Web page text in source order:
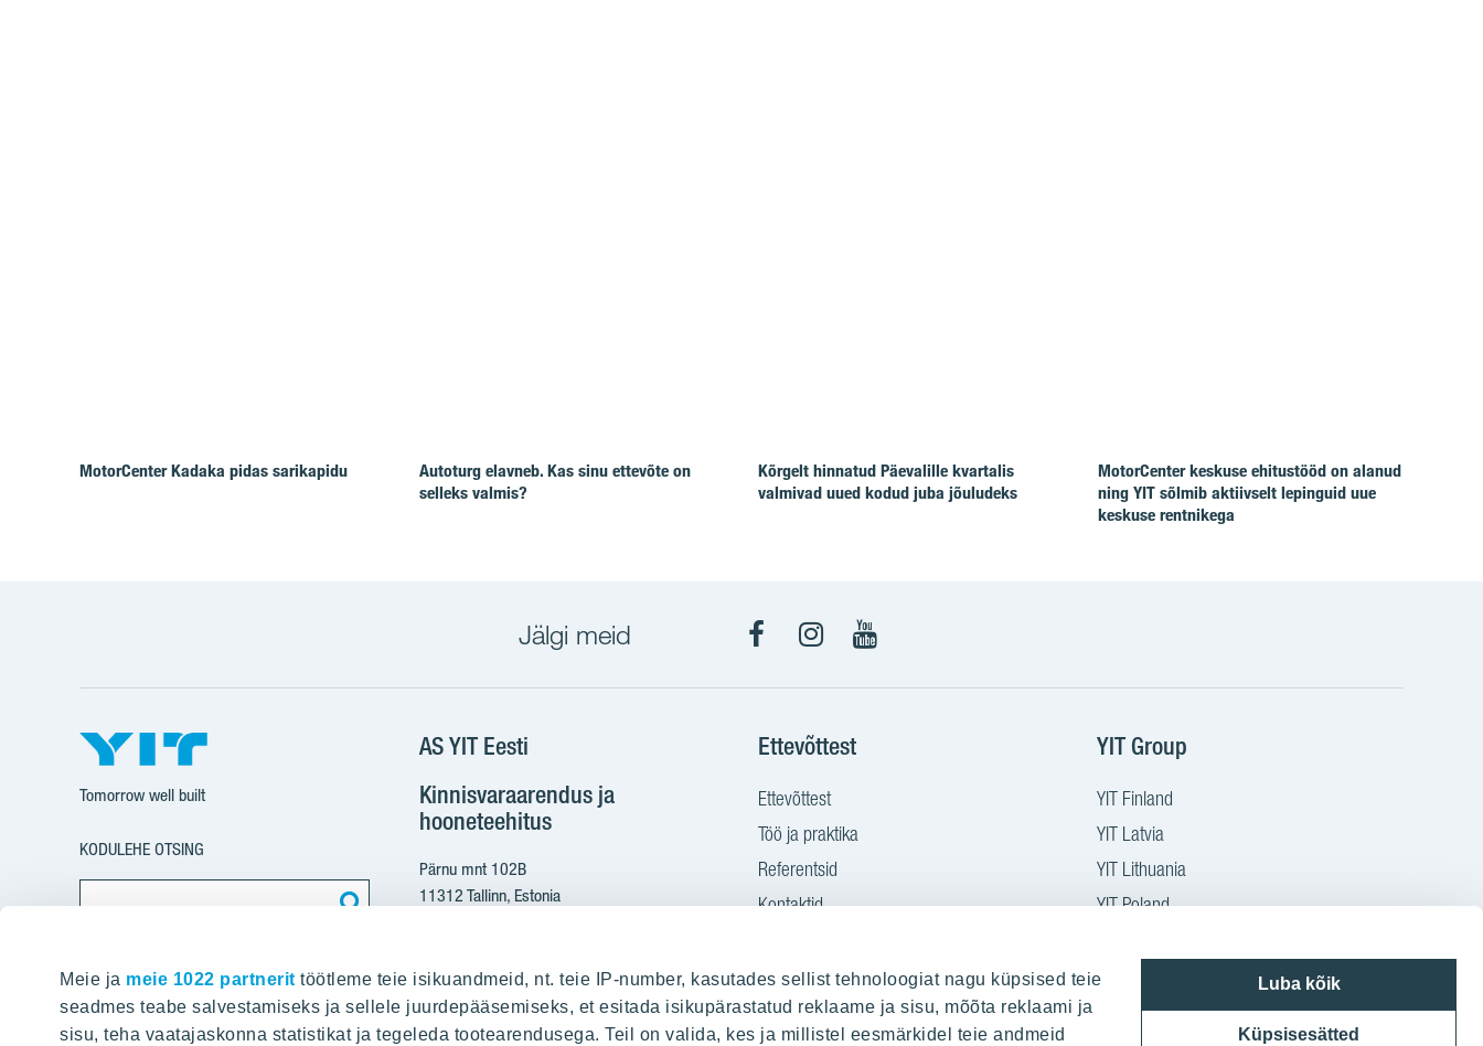
Meie ja meie 1022 partnerit töötleme teie isikuandmeid, nt. teie IP-number, kasutades sellist tehnoloogiat nagu küpsised teie
seadmes teabe salvestamiseks ja sellele juurdepääsemiseks, et esitada isikupärastatud reklaame ja sisu, mõõta reklaami ja
sisu, teha vaatajaskonna statistikat ja tegeleda tootearendusega. Teil on valida, kes ja millistel eesmärkidel teie andmeid
Luba kõik
Küpsisesätted
MotorCenter Kadaka pidas sarikapidu
Autoturg elavneb. Kas sinu ettevõte on
selleks valmis?
Kõrgelt hinnatud Päevalille kvartalis
valmivad uued kodud juba jõuludeks
MotorCenter keskuse ehitustööd on alanud
ning YIT sõlmib aktiivselt lepinguid uue
keskuse rentnikega
Jälgi meid
Tomorrow well built
KODULEHE OTSING
AS YIT Eesti
Kinnisvaraarendus ja
hooneteehitus
Pärnu mnt 102B
11312 Tallinn, Estonia
+372 665 2100
yit@yit.ee
Ettevõttest
Ettevõttest
Töö ja praktika
Referentsid
Kontaktid
YIT Group
YIT Finland
YIT Latvia
YIT Lithuania
YIT Poland
YIT Slovakia
YIT Group